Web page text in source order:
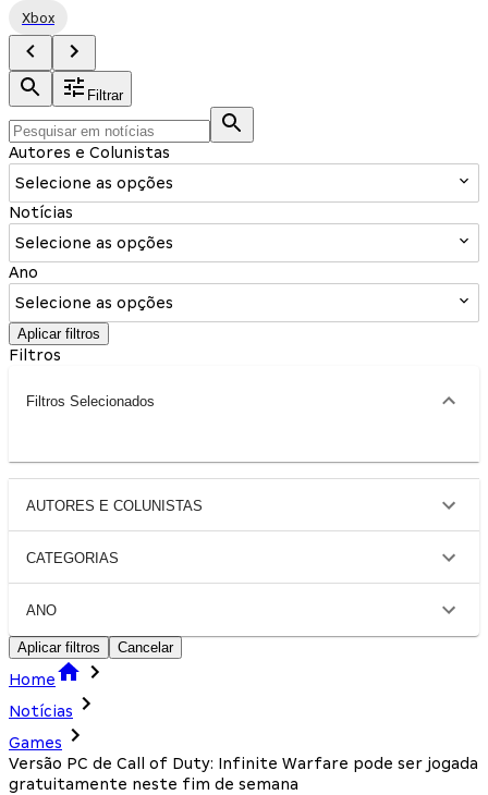
Xbox
Filtrar
Autores e Colunistas
Selecione as opções
Notícias
Selecione as opções
Ano
Selecione as opções
Aplicar filtros
Filtros
Filtros Selecionados
AUTORES E COLUNISTAS
CATEGORIAS
ANO
Aplicar filtros Cancelar
Home
Notícias
Games
Versão PC de Call of Duty: Infinite Warfare pode ser jogada
gratuitamente neste fim de semana